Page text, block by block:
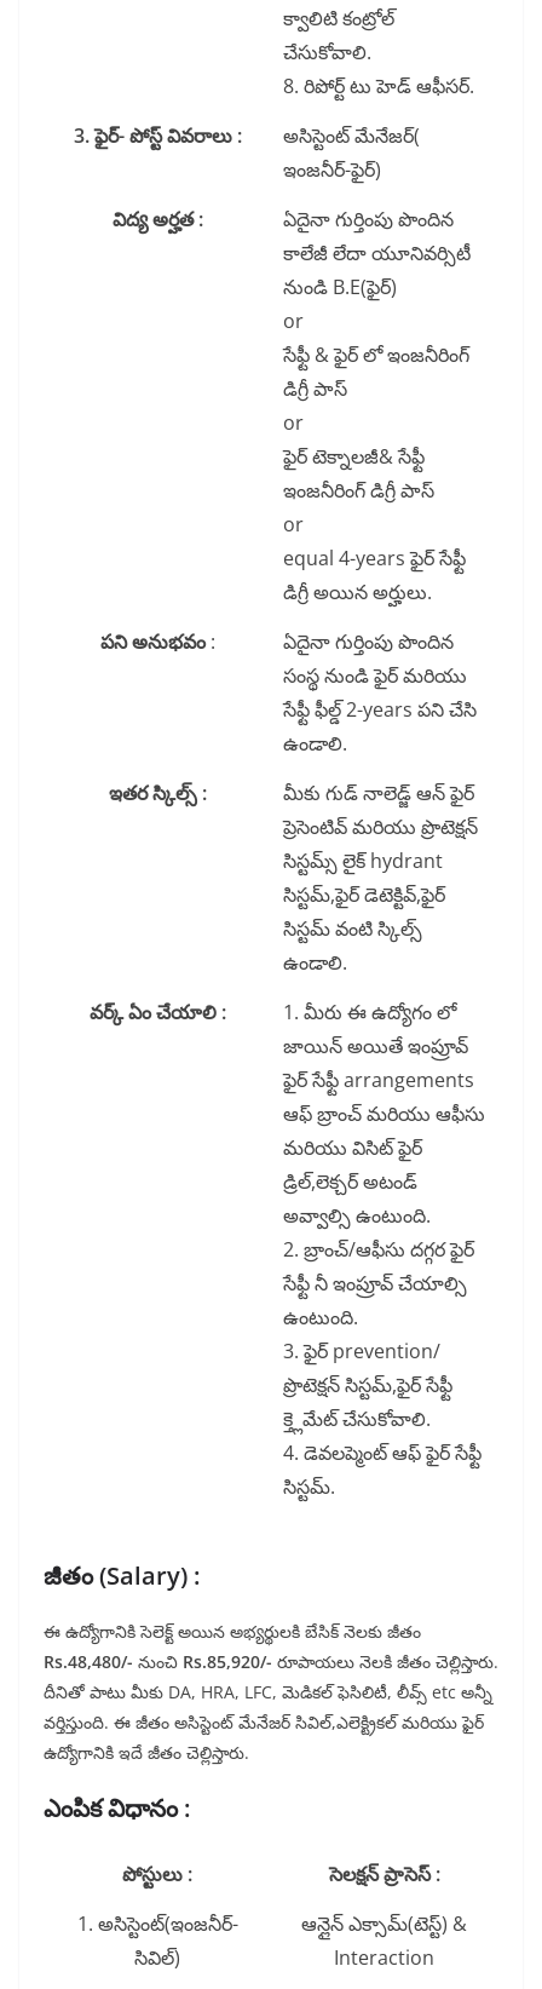
క్వాలిటి కంట్రోల్
చేసుకోవాలి.
8. రిపోర్ట్ టు హెడ్ ఆఫీసర్.
3. ఫైర్- పోస్ట్ వివరాలు :
అసిస్టెంట్ మేనేజర్(
ఇంజనీర్-ఫైర్)
విద్య అర్హత :
ఏదైనా గుర్తింపు పొందిన
కాలేజీ లేదా యూనివర్సిటీ
నుండి B.E(ఫైర్)
or
సేఫ్టీ & ఫైర్ లో ఇంజనీరింగ్
డిగ్రీ పాస్
or
ఫైర్ టెక్నాలజీ& సేఫ్టీ
ఇంజనీరింగ్ డిగ్రీ పాస్
or
equal 4-years ఫైర్ సేఫ్టీ
డిగ్రీ అయిన అర్హులు.
పని అనుభవం:
ఏదైనా గుర్తింపు పొందిన
సంస్థ నుండి ఫైర్ మరియు
సేఫ్టీ ఫీల్డ్ 2-years పని చేసి
ఉండాలి.
ఇతర స్కిల్స్ :
మీకు గుడ్ నాలెడ్జ్ ఆన్ ఫైర్
ప్రెసెంటివ్ మరియు ప్రొటెక్షన్
సిస్టమ్స్ లైక్ hydrant
సిస్టమ్,ఫైర్ డెటెక్టివ్,ఫైర్
సిస్టమ్ వంటి స్కిల్స్
ఉండాలి.
వర్క్ ఏం చేయాలి :
1. మీరు ఈ ఉద్యోగం లో
జాయిన్ అయితే ఇంప్రూవ్
ఫైర్ సేఫ్టీ arrangements
ఆఫ్ బ్రాంచ్ మరియు ఆఫీసు
మరియు విసిట్ ఫైర్
డ్రిల్,లెక్చర్ అటండ్
అవ్వాల్సి ఉంటుంది.
2. బ్రాంచ్/ఆఫీసు దగ్గర ఫైర్
సేఫ్టీ నీ ఇంప్రూవ్ చేయాల్సి
ఉంటుంది.
3. ఫైర్ prevention/
ప్రొటెక్షన్ సిస్టమ్,ఫైర్ సేఫ్టీ
క్త్లెమేట్ చేసుకోవాలి.
4. డెవలప్మెంట్ ఆఫ్ ఫైర్ సేఫ్టీ
సిస్టమ్.
జీతం (Salary) :
ఈ ఉద్యోగానికి సెలెక్ట్ అయిన అభ్యర్థులకి బేసిక్ నెలకు జీతం
Rs.48,480/- నుంచి Rs.85,920/- రూపాయలు నెలకి జీతం చెల్లిస్తారు.
దీనితో పాటు మీకు DA, HRA, LFC, మెడికల్ ఫెసిలిటీ, లీవ్స్ etc అన్నీ
వర్తిస్తుంది. ఈ జీతం అసిస్టెంట్ మేనేజర్ సివిల్,ఎలెక్ట్రికల్ మరియు ఫైర్
ఉద్యోగానికి ఇదే జీతం చెల్లిస్తారు.
ఎంపిక విధానం :
పోస్టులు :
సెలక్షన్ ప్రాసెస్ :
1. అసిస్టెంట్(ఇంజనీర్-
సివిల్)
ఆన్లైన్ ఎక్సామ్(టెస్ట్) &
Interaction